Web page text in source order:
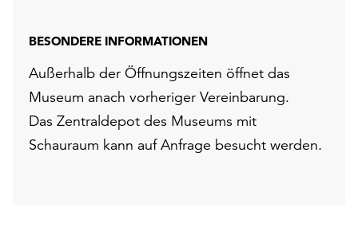
BESONDERE INFORMATIONEN
Außerhalb der Öffnungszeiten öffnet das
Museum anach vorheriger Vereinbarung.
Das Zentraldepot des Museums mit
Schauraum kann auf Anfrage besucht werden.